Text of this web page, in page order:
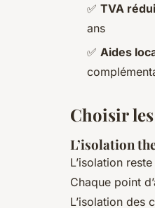
✅ TVA
ans
✅ Aides
Choisir
L’isolation
L’isolation
Chaque point
L’isolation des